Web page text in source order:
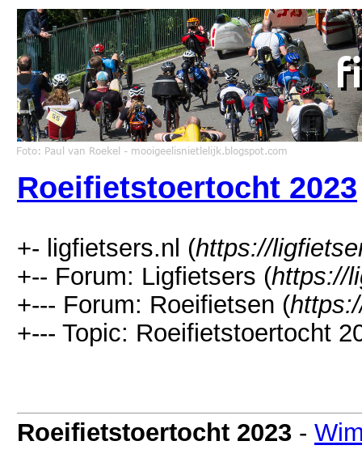
Roeifietstoertocht 2023
+- ligfietsers.nl (https://
+-- Forum: Ligfietsers (https://
+--- Forum: Roeifietsen (
+--- Topic: Roeifietstoertocht
Roeifietstoertocht 2023 -